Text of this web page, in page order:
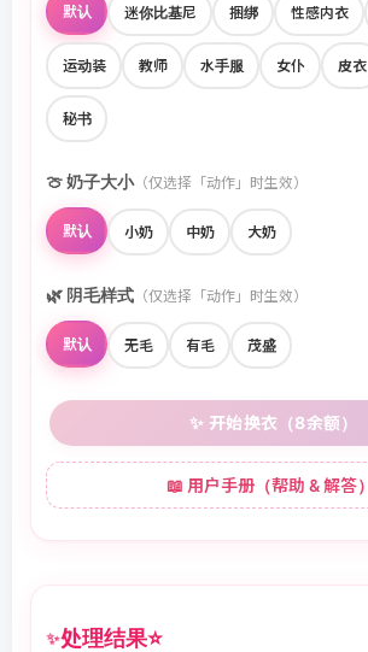
默认 迷你比基尼 捆绑 性感内衣
运动装 教师 水手服 女仆 皮衣
秘书
🍈 奶子大小（仅选择「动作」时生效）
默认 小奶 中奶 大奶
🌿 阴毛样式 （仅选择「动作」时生效）
默认 无毛 有毛 茂盛
✨ 开始换衣（8余额）
📖 用户手册（帮助 & 解答）
✨处理结果⭐